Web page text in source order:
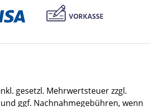
gesetzl. Mehrwertsteuer zzgl.
und ggf. Nachnahmegebühren, wenn